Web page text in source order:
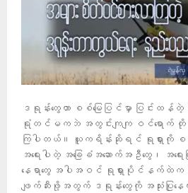
ဒရုန်းတွေဟာ စစ်မြေပြင်မှာ ပြင်း
ရုံတင်မကဘဲ အတွင်းကျကျ ဝင်ရောက်
ကြပါတယ်။ ယူကရိန်းဆိုရင် ရုရှားကို စစ်
အရေးပါတဲ့ အခြေခံအဆောက်အဦတွေ၊ အရ
နေရာတွေ အပါအဝင် ရုရှားပိုင်နက်ထဲက
ဖျက်ဆီးဖို့အတွက် ဒရုန်းတွေကို အသုံးပြုနေတ